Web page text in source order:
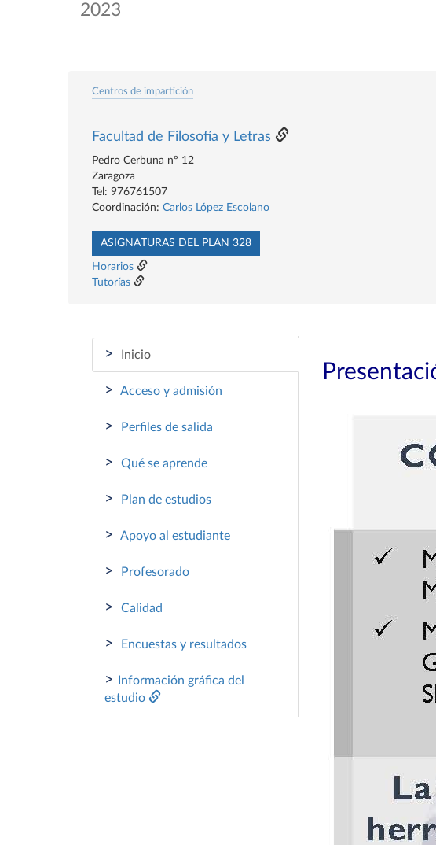
2023
Centros de impartición
Facultad de Filosofía y Letras
Pedro Cerbuna nº 12
Zaragoza
Tel: 976761507
Coordinación: Carlos López Escolano
ASIGNATURAS DEL PLAN 328
Horarios
Tutorías
> Inicio
> Acceso y admisión
> Perfiles de salida
> Qué se aprende
> Plan de estudios
> Apoyo al estudiante
> Profesorado
> Calidad
> Encuestas y resultados
>
Información gráfica del
estudio